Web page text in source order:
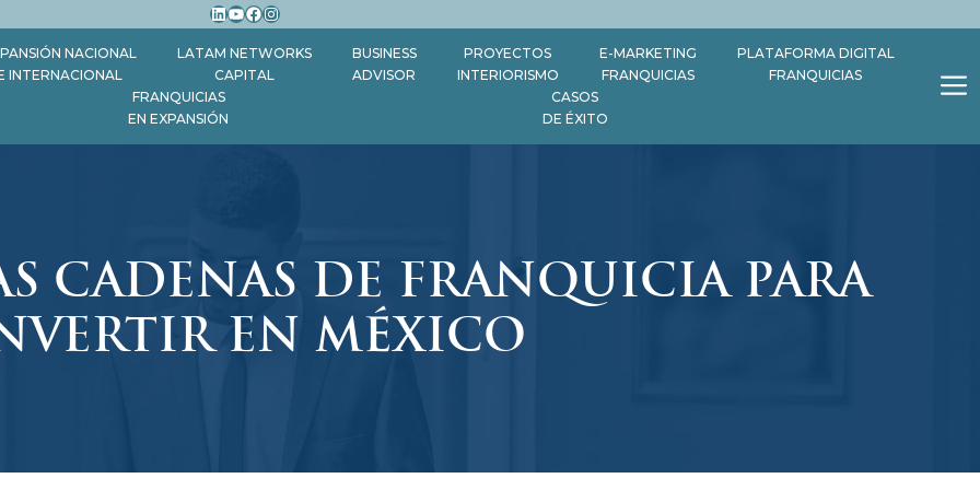
LinkedIn
YouTube
Facebook
Instagram
NACIONAL
INTERNACIONAL
LATAM NETWORKS
CAPITAL
BUSINESS
ADVISOR
PROYECTOS
INTERIORISMO
E-MARKETING
FRANQUICIAS
PLATAFORMA DIGITAL
FRANQUICIAS
FRANQUICIAS
EN EXPANSIÓN
CASOS
DE ÉXITO
CADENAS DE FRANQUICIA PARA
EN MÉXICO